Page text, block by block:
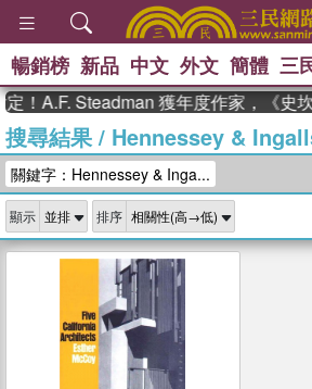
熱搜： 東野圭
父親節 、 如
念華 、 台灣
孩：黎曼猜想
暢銷榜 新品 中文 外文 簡體 三
！A.F. Steadman 獲年度作家，《史
搜尋結果/ Hennessey &
關鍵字：Hennessey & Inga...
顯示 排序